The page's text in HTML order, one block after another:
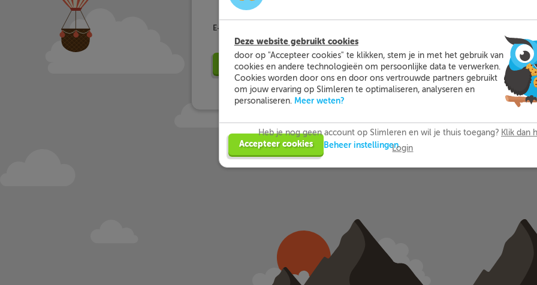
E-mailadres:
Vraag nieuw wachtwoord aan
Heb je nog geen account op Slimleren en wil je thuis toegang? Klik dan
Login
Deze website gebruikt cookies
door op "Accepteer cookies" te klikken, stem je in met het gebruik van
cookies en andere technologieën om persoonlijke data te verwerken.
Cookies worden door ons en door ons vertrouwde partners gebruikt
om jouw ervaring op Slimleren te optimaliseren, analyseren en
personaliseren. Meer weten?
Accepteer cookies Beheer instellingen